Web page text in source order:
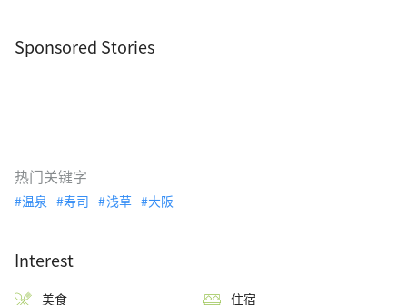
Sponsored Stories
热门关键字
温泉 寿司 浅草 大阪
Interest
美食 住宿